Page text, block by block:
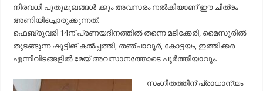
നിരവധി പുതുമുഖങ്ങൾ ക്കും അവസരം നൽകിയാണ് ഈ ചിത്രം
അണിയിച്ചൊരുക്കുന്നത്.
ഫെബ്രുവരി 14ന് പ്രണയദിനത്തിൽ തന്നെ മടിക്കേരി, മൈസൂരിൽ
തുടങ്ങുന്ന ഷൂട്ടിങ് കൽപ്പത്തി, തഞ്ചാവൂർ, കോട്ടയം, ഇത്തിക്കര
എന്നിവിടങ്ങളിൽ മേയ് അവസാനത്തോടെ പൂർത്തിയാവും.
സംഗീതത്തിന് പ്രാധാന്യം